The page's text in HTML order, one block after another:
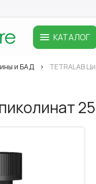
КАТАЛОГ
и БАД TETRALAB